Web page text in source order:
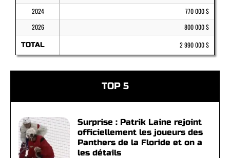
2024
770 000 $
2026
800 000 $
TOTAL 2 990 000 $
TOP 5
Surprise : Patrik Laine rejoint
officiellement les joueurs des
Panthers de la Floride et on a
les détails